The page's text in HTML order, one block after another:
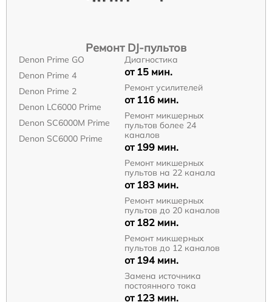
Ремонт DJ-пультов
Denon Prime GO
Denon Prime 4
Denon Prime 2
Denon LC6000 Prime
Denon SC6000M Prime
Denon SC6000 Prime
Диагностика
от 15 мин.
Ремонт усилителей
от 116 мин.
Ремонт микшерных
пультов более 24
каналов
от 199 мин.
Ремонт микшерных
пультов на 22 канала
от 183 мин.
Ремонт микшерных
пультов до 20 каналов
от 182 мин.
Ремонт микшерных
пультов до 12 каналов
от 194 мин.
Замена источника
постоянного тока
от 123 мин.